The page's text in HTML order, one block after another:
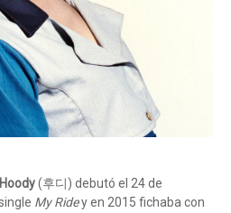
Hoody(후디) debutó el 24 de
My Ridey en 2015 fichaba con